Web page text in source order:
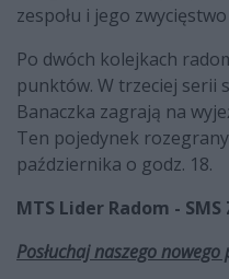
zespołu i jego
Po dwóch kolejkach
punktów. W trzeciej serii
Banaczka zagrają na
Ten pojedynek
października o godz. 18.
MTS Lider Radom - SMS
Posłuchaj naszego nowego